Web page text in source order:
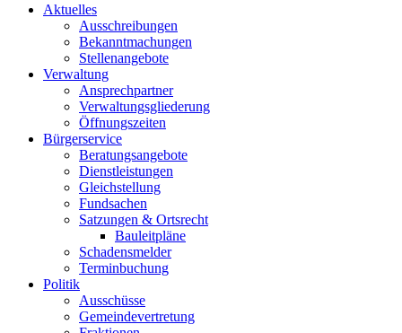
Aktuelles
Ausschreibungen
Bekanntmachungen
Stellenangebote
Verwaltung
Ansprechpartner
Verwaltungsgliederung
Öffnungszeiten
Bürgerservice
Beratungsangebote
Dienstleistungen
Gleichstellung
Fundsachen
Satzungen & Ortsrecht
Bauleitpläne
Schadensmelder
Terminbuchung
Politik
Ausschüsse
Gemeindevertretung